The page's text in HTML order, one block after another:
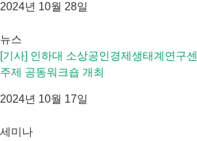
2024년 10월 28일
뉴스
[기사] 인하대 소상공인경제생태계연구
주제 공동워크숍 개최
2024년 10월 17일
세미나